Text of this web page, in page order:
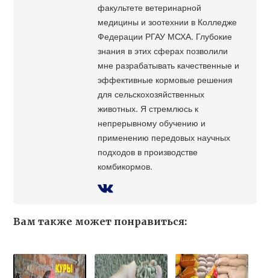
факультете ветеринарной
медицины и зоотехнии в Колледже
Федерации РГАУ МСХА. Глубокие
знания в этих сферах позволили
мне разрабатывать качественные и
эффективные кормовые решения
для сельскохозяйственных
животных. Я стремлюсь к
непрерывному обучению и
применению передовых научных
подходов в производстве
комбикормов.
Вам также может понравиться: